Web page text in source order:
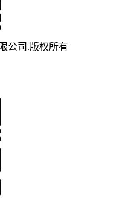
公司.版权所有